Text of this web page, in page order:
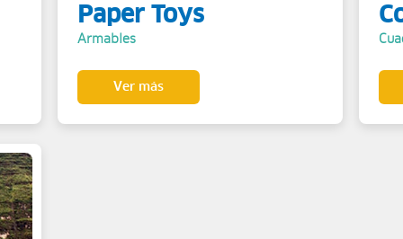
Paper Toys
Armables
Ver más